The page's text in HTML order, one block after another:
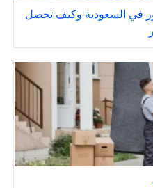
5 متاجر عطور في السعودية وكيف تحصل